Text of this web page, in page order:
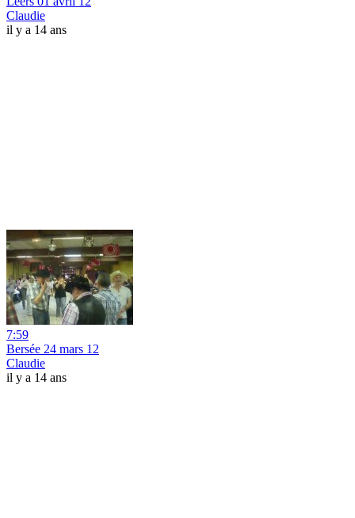
Claudie
il y a 14 ans
7:59
Bersée 24 mars 12
Claudie
il y a 14 ans